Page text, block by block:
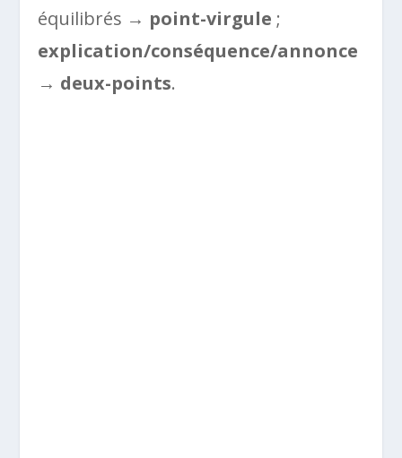
équilibrés → point-virgule ;
explication/conséquence/annonce
→ deux-points.